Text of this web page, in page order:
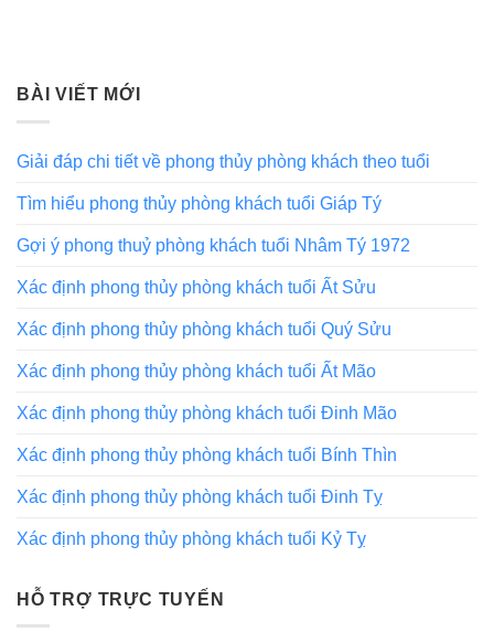
BÀI VIẾT MỚI
Giải đáp chi tiết về phong thủy phòng khách theo tuổi
Tìm hiểu phong thủy phòng khách tuổi Giáp Tý
Gợi ý phong thuỷ phòng khách tuổi Nhâm Tý 1972
Xác định phong thủy phòng khách tuổi Ất Sửu
Xác định phong thủy phòng khách tuổi Quý Sửu
Xác định phong thủy phòng khách tuổi Ất Mão
Xác định phong thủy phòng khách tuổi Đinh Mão
Xác định phong thủy phòng khách tuổi Bính Thìn
Xác định phong thủy phòng khách tuổi Đinh Tỵ
Xác định phong thủy phòng khách tuổi Kỷ Tỵ
HỖ TRỢ TRỰC TUYẾN